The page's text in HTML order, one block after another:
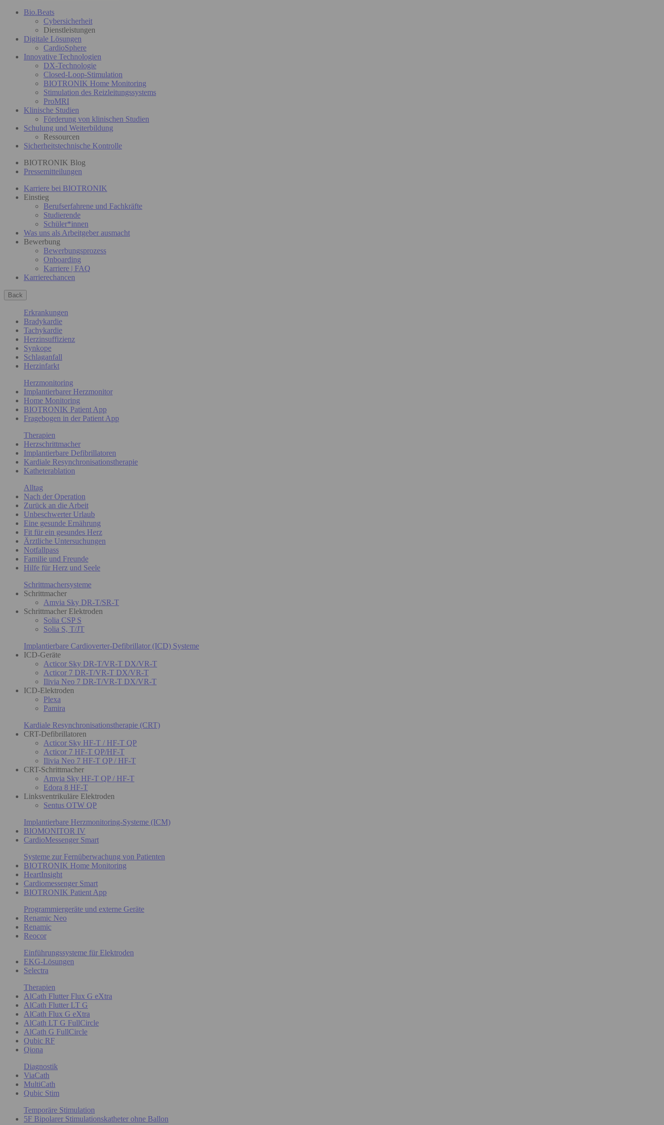
Bio.Beats
Cybersicherheit
Dienstleistungen
Digitale Lösungen
CardioSphere
Innovative Technologien
DX-Technologie
Closed-Loop-Stimulation
BIOTRONIK Home Monitoring
Stimulation des Reizleitungssystems
ProMRI
Klinische Studien
Förderung von klinischen Studien
Schulung und Weiterbildung
Ressourcen
Sicherheitstechnische Kontrolle
BIOTRONIK Blog
Pressemitteilungen
Karriere bei BIOTRONIK
Einstieg
Berufserfahrene und Fachkräfte
Studierende
Schüler*innen
Was uns als Arbeitgeber ausmacht
Bewerbung
Bewerbungsprozess
Onboarding
Karriere | FAQ
Karrierechancen
Back
Erkrankungen
Bradykardie
Tachykardie
Herzinsuffizienz
Synkope
Schlaganfall
Herzinfarkt
Herzmonitoring
Implantierbarer Herzmonitor
Home Monitoring
BIOTRONIK Patient App
Fragebogen in der Patient App
Therapien
Herzschrittmacher
Implantierbare Defibrillatoren
Kardiale Resynchronisationstherapie
Katheterablation
Alltag
Nach der Operation
Zurück an die Arbeit
Unbeschwerter Urlaub
Eine gesunde Ernährung
Fit für ein gesundes Herz
Ärztliche Untersuchungen
Notfallpass
Familie und Freunde
Hilfe für Herz und Seele
Schrittmachersysteme
Schrittmacher
Amvia Sky DR-T/SR-T
Schrittmacher Elektroden
Solia CSP S
Solia S, T/JT
Implantierbare Cardioverter-Defibrillator (ICD) Systeme
ICD-Geräte
Acticor Sky DR-T/VR-T DX/VR-T
Acticor 7 DR-T/VR-T DX/VR-T
Ilivia Neo 7 DR-T/VR-T DX/VR-T
ICD-Elektroden
Plexa
Pamira
Kardiale Resynchronisationstherapie (CRT)
CRT-Defibrillatoren
Acticor Sky HF-T / HF-T QP
Acticor 7 HF-T QP/HF-T
Ilivia Neo 7 HF-T QP / HF-T
CRT-Schrittmacher
Amvia Sky HF-T QP / HF-T
Edora 8 HF-T
Linksventrikuläre Elektroden
Sentus OTW QP
Implantierbare Herzmonitoring-Systeme (ICM)
BIOMONITOR IV
CardioMessenger Smart
Systeme zur Fernüberwachung von Patienten
BIOTRONIK Home Monitoring
HeartInsight
Cardiomessenger Smart
BIOTRONIK Patient App
Programmiergeräte und externe Geräte
Renamic Neo
Renamic
Reocor
Einführungssysteme für Elektroden
EKG-Lösungen
Selectra
Therapien
AlCath Flutter Flux G eXtra
AlCath Flutter LT G
AlCath Flux G eXtra
AlCath LT G FullCircle
AlCath G FullCircle
Qubic RF
Qiona
Diagnostik
ViaCath
MultiCath
Qubic Stim
Temporäre Stimulation
5F Bipolarer Stimulationskatheter ohne Ballon